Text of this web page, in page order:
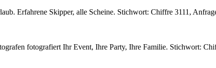
Erfahrene Skipper, alle Scheine. Stichwort: Chiffre 3111,
fotografiert Ihr Event, Ihre Party, Ihre Familie. Stichwort: